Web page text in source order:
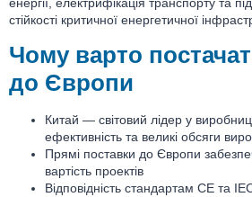
стійкості критичної енергетичної
Чому варто
до Європи
Китай — світовий лідер у
ефективність та великі обсяги
Прямі поставки до Європи
вартість проектів
Відповідність стандартам CE та